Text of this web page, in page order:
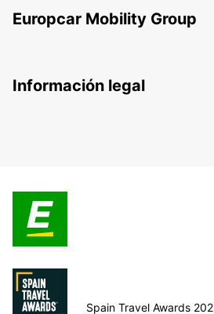
Europcar Mobility Group
Información legal
Spain Travel Awards